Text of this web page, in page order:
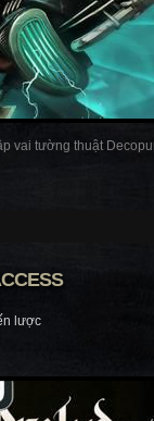
vai tường thuật
lược